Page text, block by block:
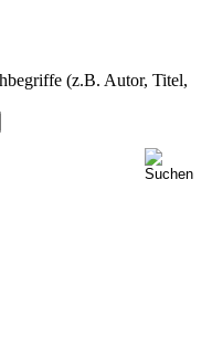
(z.B. Autor, Titel,